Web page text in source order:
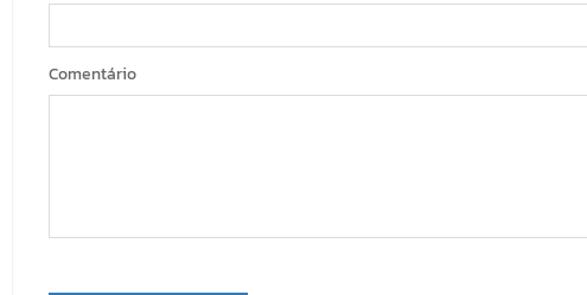
Comentário